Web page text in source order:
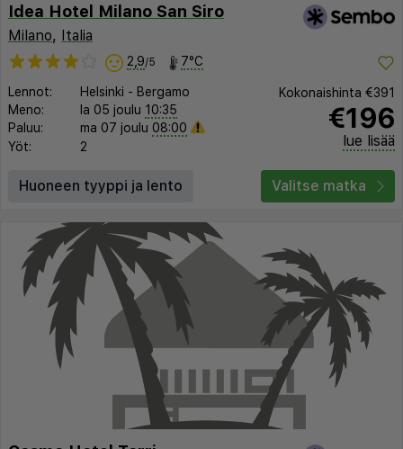
Idea Hotel Milano San Siro
Milano, Italia
2,9/5 7°C
Lennot: Helsinki - Bergamo
Meno:
la 05 joulu 10:35
Paluu:
ma 07 joulu 08:00
Yöt:
2
Kokonaishinta €391
€196
lue lisää
Huoneen tyyppi ja lento Valitse matka